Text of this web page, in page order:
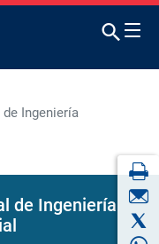
Ingeniería
de Ingeniería